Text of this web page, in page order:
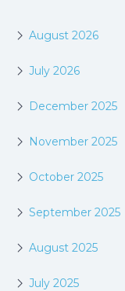
August 2026
July 2026
December 2025
November 2025
October 2025
September 2025
August 2025
July 2025